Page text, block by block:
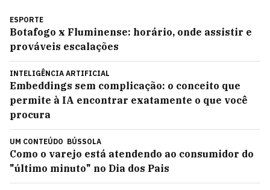
ESPORTE
Botafogo x Fluminense: horário, onde assistir e
prováveis escalações
INTELIGÊNCIA ARTIFICIAL
Embeddings sem complicação: o conceito que
permite à IA encontrar exatamente o que você
procura
UM CONTEÚDO BÚSSOLA
Como o varejo está atendendo ao consumidor do
"último minuto" no Dia dos Pais